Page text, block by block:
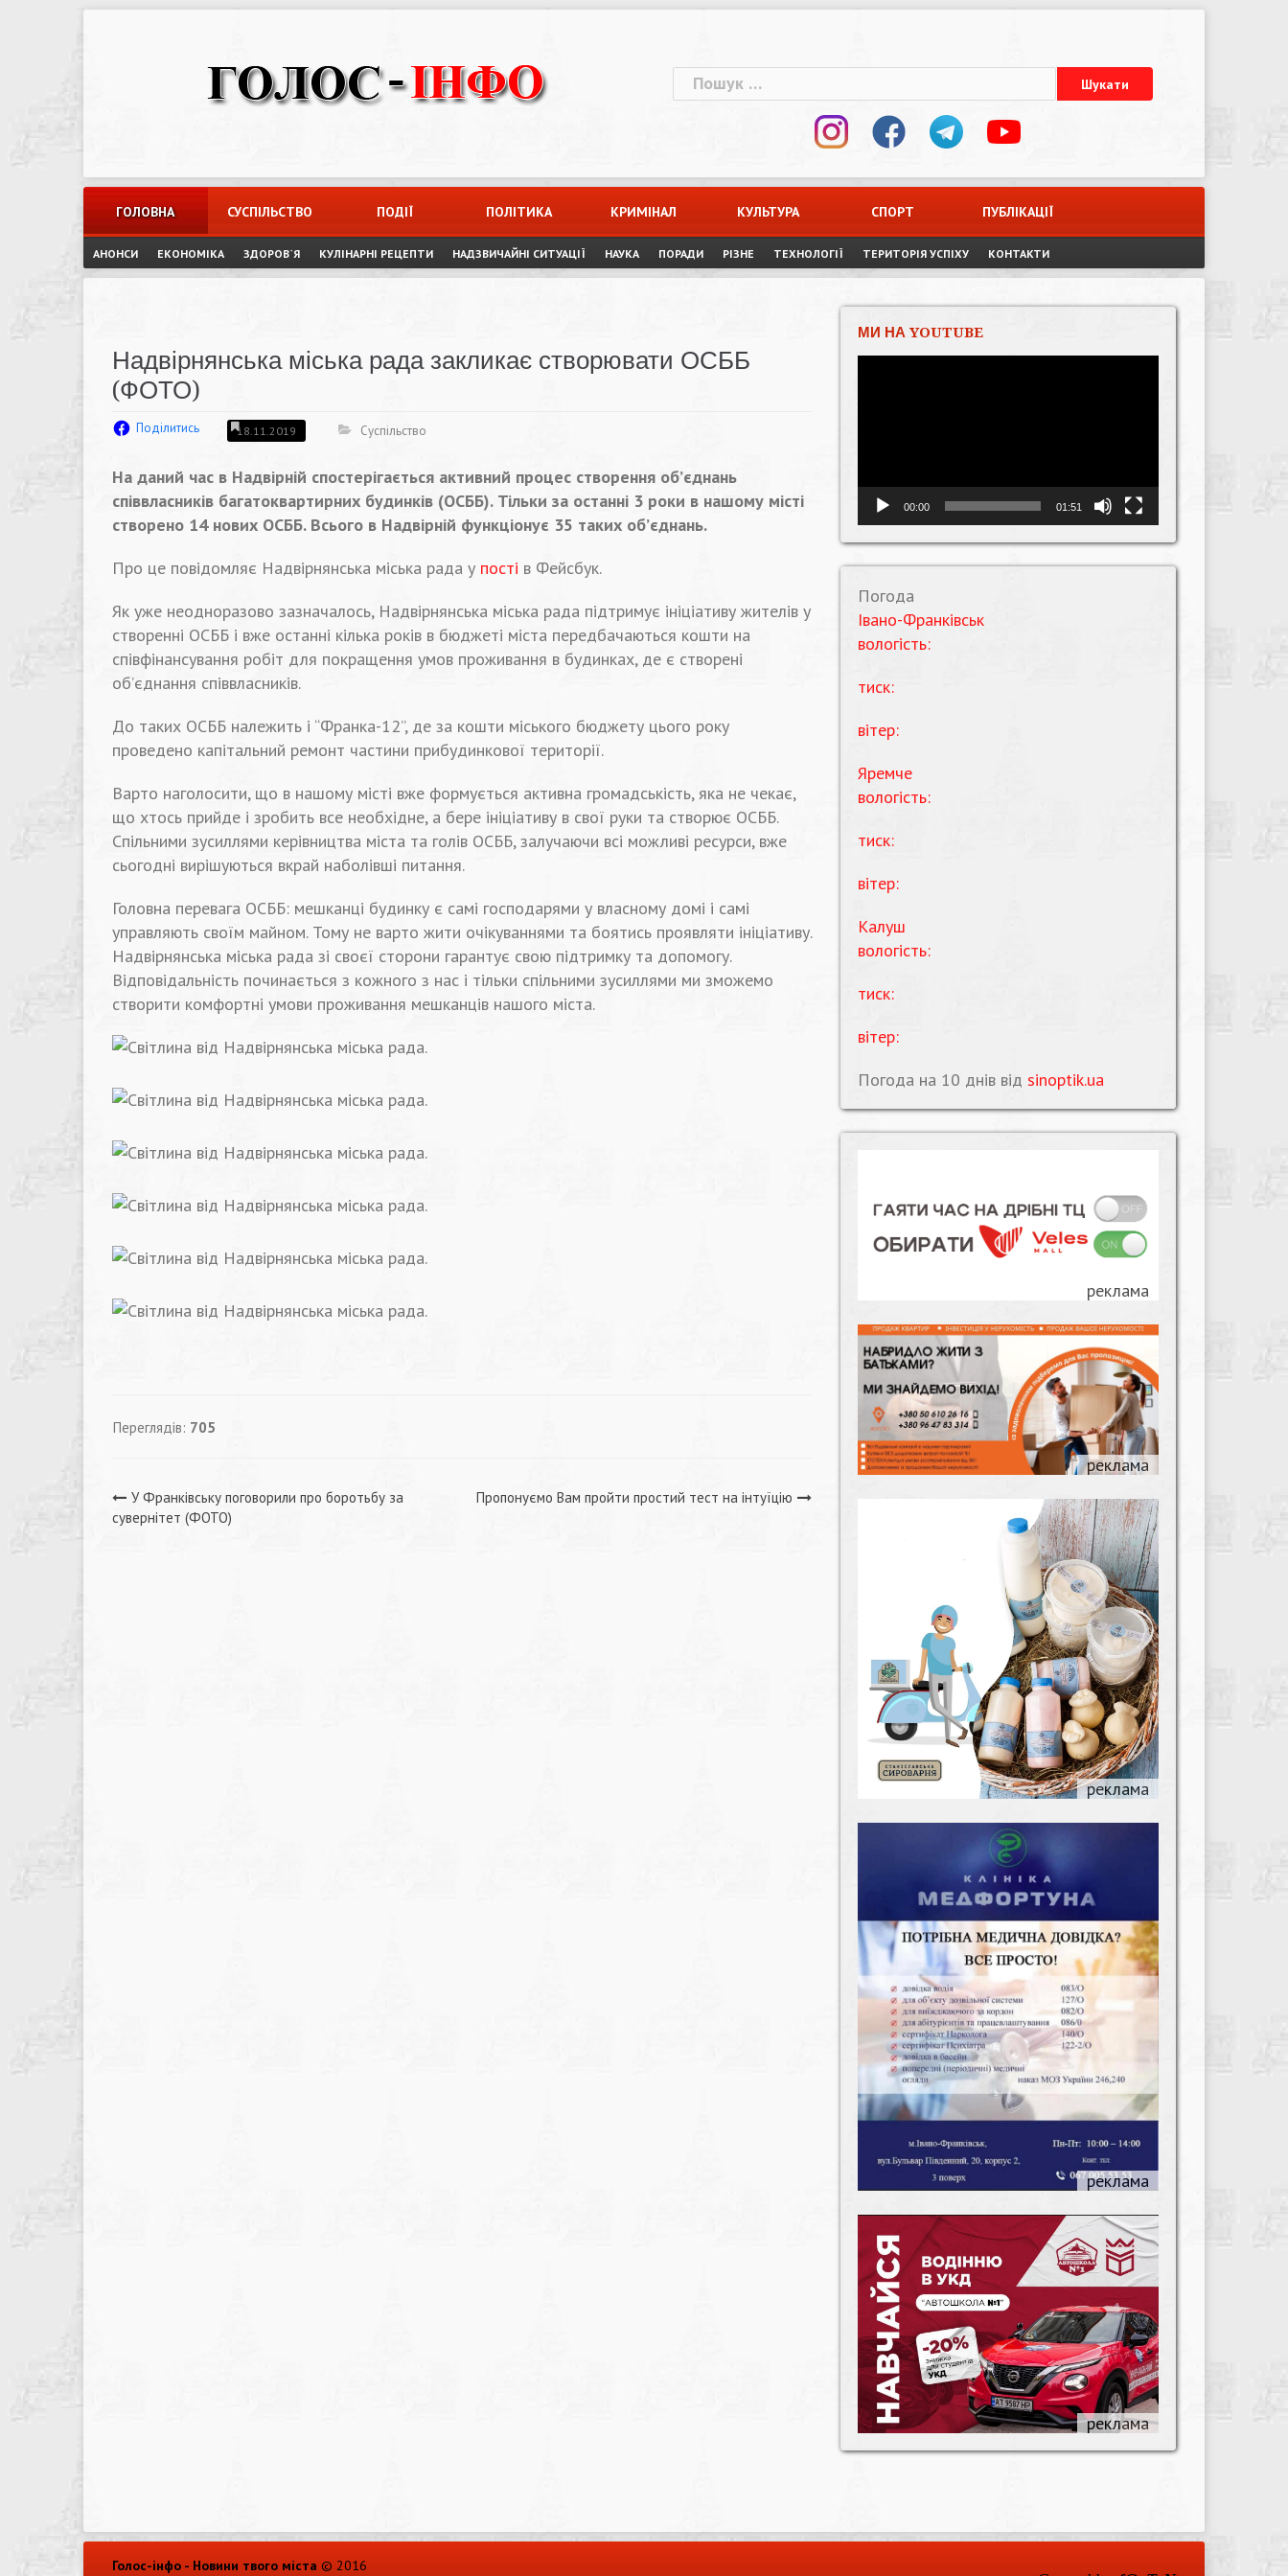
Пошук:
ГОЛОВНА СУСПІЛЬСТВО ПОДІЇ ПОЛІТИКА КРИМІНАЛ КУЛЬТУРА СПОРТ ПУБЛІКАЦІЇ
АНОНСИ ЕКОНОМІКА ЗДОРОВ`Я КУЛІНАРНІ РЕЦЕПТИ НАДЗВИЧАЙНІ СИТУАЦІЇ НАУКА ПОРАДИ РІЗНЕ ТЕХНОЛОГІЇ ТЕРИТОРІЯ УСПІХУ КОНТАКТИ
Надвірнянська міська рада закликає створювати ОСББ
(ФОТО)
Поділитись 18.11.2019 Суспільство
На даний час в Надвірній спостерігається активний процес створення об’єднань
співвласників багатоквартирних будинків (ОСББ). Тільки за останні 3 роки в нашому місті
створено 14 нових ОСББ. Всього в Надвірній функціонує 35 таких об’єднань.
Про це повідомляє Надвірнянська міська рада у пості в Фейсбук.
Як уже неодноразово зазначалось, Надвірнянська міська рада підтримує ініціативу жителів у
створенні ОСББ і вже останні кілька років в бюджеті міста передбачаються кошти на
співфінансування робіт для покращення умов проживання в будинках, де є створені
об’єднання співвласників.
До таких ОСББ належить і “Франка-12”, де за кошти міського бюджету цього року
проведено капітальний ремонт частини прибудинкової території.
Варто наголосити, що в нашому місті вже формується активна громадськість, яка не чекає,
що хтось прийде і зробить все необхідне, а бере ініціативу в свої руки та створює ОСББ.
Спільними зусиллями керівництва міста та голів ОСББ, залучаючи всі можливі ресурси, вже
сьогодні вирішуються вкрай наболівші питання.
Головна перевага ОСББ: мешканці будинку є самі господарями у власному домі і самі
управляють своїм майном. Тому не варто жити очікуваннями та боятись проявляти ініціативу.
Надвірнянська міська рада зі своєї сторони гарантує свою підтримку та допомогу.
Відповідальність починається з кожного з нас і тільки спільними зусиллями ми зможемо
створити комфортні умови проживання мешканців нашого міста.
Переглядів: 705
Навігація
У Франківську поговорили про боротьбу за
сувернітет (ФОТО)
Пропонуємо Вам пройти простий тест на інтуїцію
МИ НА YOUTUBE
00:00 01:51
Погода
Івано-Франківськ
вологість:
тиск:
вітер:
Яремче
вологість:
тиск:
вітер:
Калуш
вологість:
тиск:
вітер:
Погода на 10 днів від sinoptik.ua
Голос-інфо - Новини твого міста © 2016